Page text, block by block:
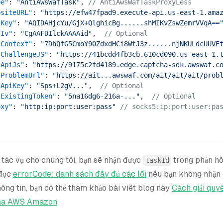
: "AntiAwsWafTask" ,
// AntiAwsWafTaskProxyLess
: "https://efw47fpad9.execute-api.us-east-
: "AQIDAHjcYu/GjX+QlghicBg......shMIKvZswZemrVVqA=="
: "CgAAFDIlckAAAAid" ,
// Optional
:
: "https://41bcdd4fb3cb.610cd090.us-east-
: "https://9175c2fd4189.edge.captcha-
:
"https://ait...awswaf.com/ait/ait/ait/
: "Sps+L2gV..." ,
// Optional
: "5na16dg6-216a-..." ,
// Optional
: "http:ip:port:user:pass" //
vụ cho chúng tôi, bạn sẽ nhận được taskId
trong phản
errorCode: danh sách đầy đủ các lỗi nếu bạn không
tin, bạn có thể tham khảo bài viết blog này Cách giải
AWS Amazon